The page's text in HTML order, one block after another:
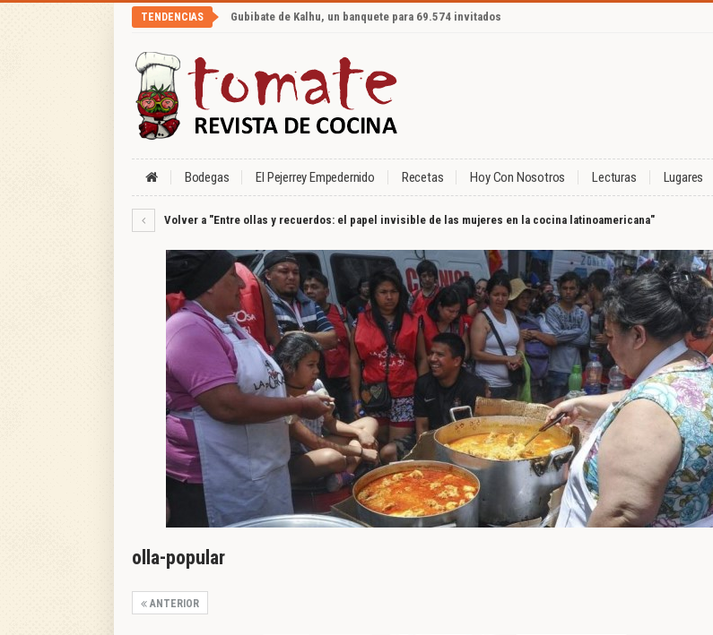
TENDENCIAS Gubibate de Kalhu, un banquete para 69.574 invitados
Bodegas El Pejerrey Empedernido Recetas Hoy Con Nosotros Lecturas Lugares
Volver a "Entre ollas y recuerdos: el papel invisible de las mujeres en la cocina latinoamericana"
olla-popular
ANTERIOR